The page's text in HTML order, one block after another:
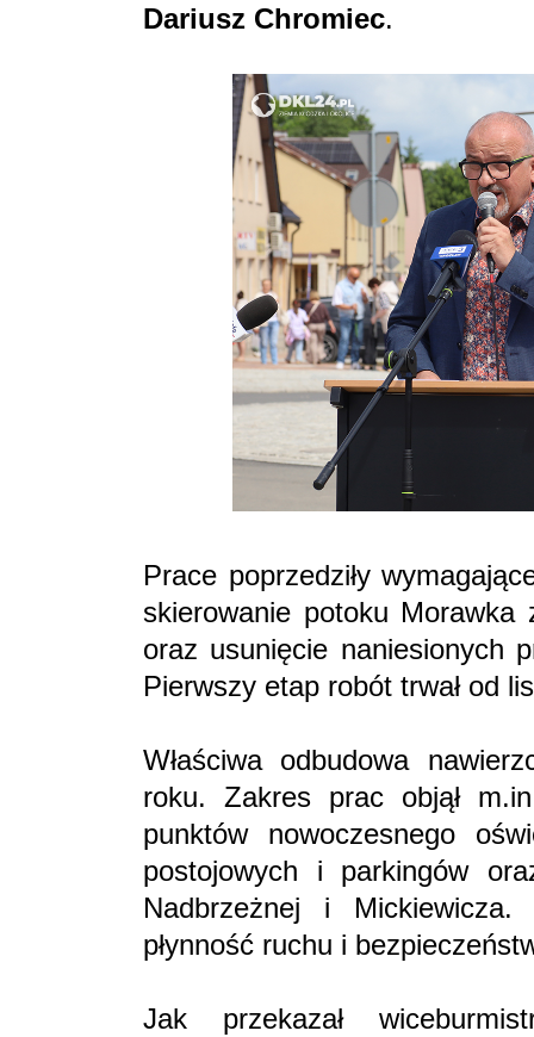
Dariusz Chromiec.
Prace poprzedziły
skierowanie potoku
oraz usunięcie naniesionych
Pierwszy etap robót trwał od
Właściwa odbudowa
roku. Zakres prac objął
punktów nowoczesnego
postojowych i parkingów
Nadbrzeżnej i
płynność ruchu i
Jak przekazał